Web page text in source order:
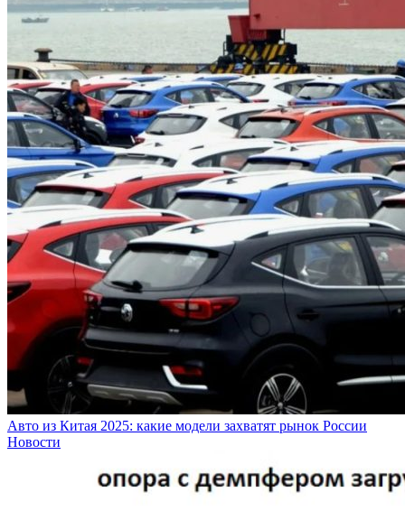
Авто из Китая 2025: какие модели захватят рынок России
Новости